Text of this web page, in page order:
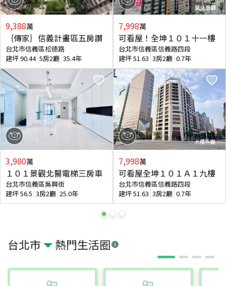
台北市 熱門生活圈
9,388萬
｛傳家｝信義計畫區五房讚
台北市信義區松德路
建坪90.44 5房2廳 35.4年
3,980萬
１０１景觀北醫電梯三房車
台北市信義區吳興街
建坪56.5 3房2廳 25.0年
7,998萬
可看屋！全坤１０１十一樓
台北市信義區信義路四段
建坪51.63 3房2廳 0.7年
7,998萬
可看屋全坤１０１Ａ１九樓
台北市信義區信義路四段
建坪51.63 3房2廳 0.7年